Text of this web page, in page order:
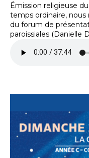
Émission religieuse
temps ordinaire,
du forum de
paroissiales (Danielle